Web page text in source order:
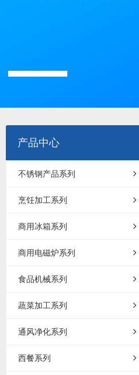
产品中心
不锈钢产品系列
烹饪加工系列
商用冰箱系列
商用电磁炉系列
食品机械系列
蔬菜加工系列
通风净化系列
西餐系列